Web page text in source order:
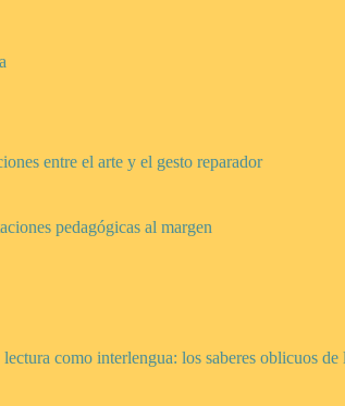
entre el arte y el gesto reparador
pedagógicas al margen
como interlengua: los saberes oblicuos de